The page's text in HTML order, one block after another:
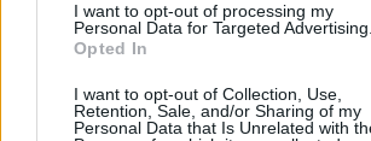
I want to opt-out of processing my
Personal Data for Targeted Advertising.
Opted In
I want to opt-out of Collection, Use,
Retention, Sale, and/or Sharing of my
Personal Data that Is Unrelated with
Γαλλία: Εληξε η απεργία των
Πύργο του Άιφελ -Θα ανοίξει και